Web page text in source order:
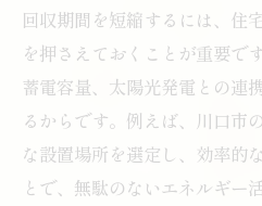
回収期間を短縮するには、住
を押さえておくことが重要で
蓄電容量、太陽光発電との連
るからです。例えば、川口市
な設置場所を選定し、効率的
とで、無駄のないエネルギー